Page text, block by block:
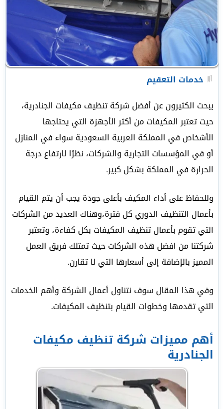
خدمات التعقيم
يبحث الكثيرون عن أفضل شركة تنظيف مكيفات الجنادرية،
حيث تعتبر المكيفات من أكثر الأجهزة التي يحتاجها
الأشخاص في المملكة العربية السعودية سواء في المنازل
أو في المؤسسات التجارية والشركات، نظرًا لارتفاع درجة
الحرارة في المملكة بشكل كبير.
وللحفاظ على أداء المكيف بأعلى جودة يجب أن يتم القيام
بأعمال التنظيف الدوري كل فترة،وهناك العديد من الشركات
التي تقوم بأعمال تنظيف المكيفات بكل كفاءة، وتعتبر
شركتنا من افضل هذه الشركات حيث تمتلك فريق العمل
المميز بالإضافة إلى أسعارها التي لا تقارن.
وفي هذا المقال سوف نتناول أعمال الشركة وأهم الخدمات
التي تقدمها وخطوات القيام بتنظيف المكيفات.
أهم مميزات شركة تنظيف مكيفات
الجنادرية